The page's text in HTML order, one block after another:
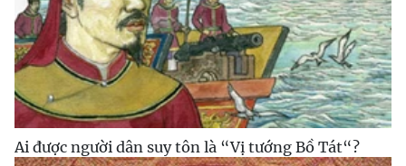
Ai được người dân suy tôn là “Vị tướng Bồ Tát“?